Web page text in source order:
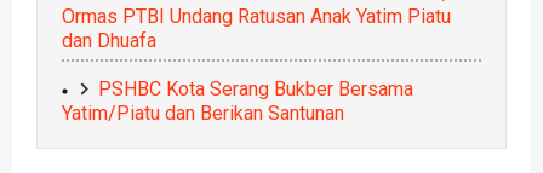
Ormas PTBI Undang Ratusan Anak Yatim Piatu
dan Dhuafa
PSHBC Kota Serang Bukber Bersama
Yatim/Piatu dan Berikan Santunan